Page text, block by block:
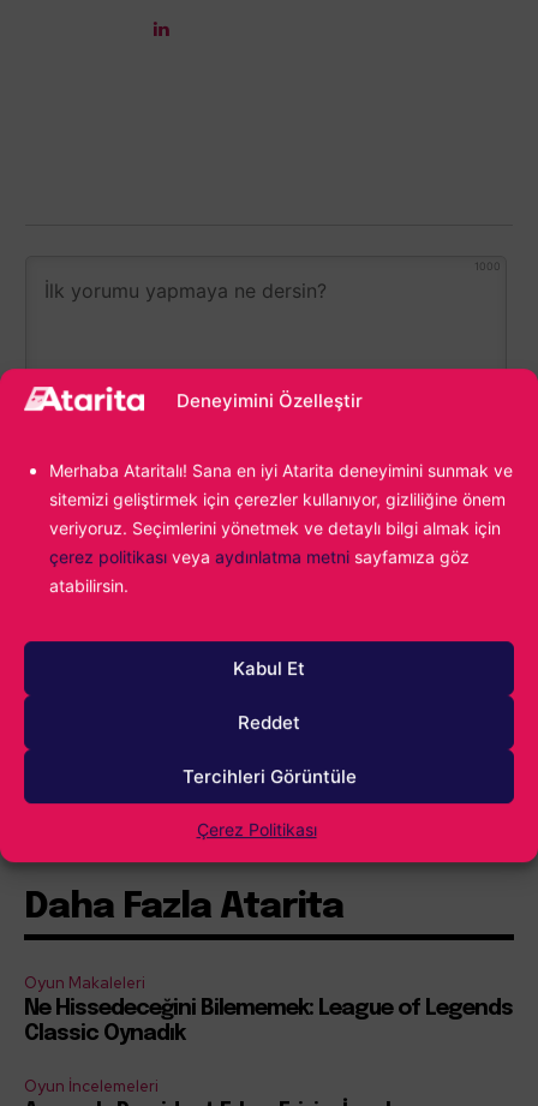
Deneyimini Özelleştir
Merhaba Ataritalı! Sana en iyi Atarita deneyimini sunmak ve
sitemizi geliştirmek için çerezler kullanıyor, gizliliğine önem
veriyoruz. Seçimlerini yönetmek ve detaylı bilgi almak için
çerez politikası veya aydınlatma metni sayfamıza göz
atabilirsin.
Kabul Et
Reddet
Tercihleri Görüntüle
Çerez Politikası
1000
YORUM
Göster
Daha Fazla Atarita
Oyun Makaleleri
Ne Hissedeceğini Bilememek: League of Legends
Classic Oynadık
Oyun İncelemeleri